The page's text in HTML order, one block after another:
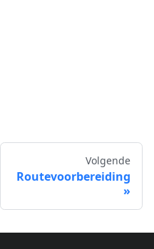
Volgende
Routevoorbereiding